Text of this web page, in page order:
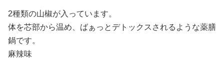
2種類の山椒が入っています。
体を芯部から温め、ばぁっとデトックスされるような薬膳
鍋です。
麻辣味